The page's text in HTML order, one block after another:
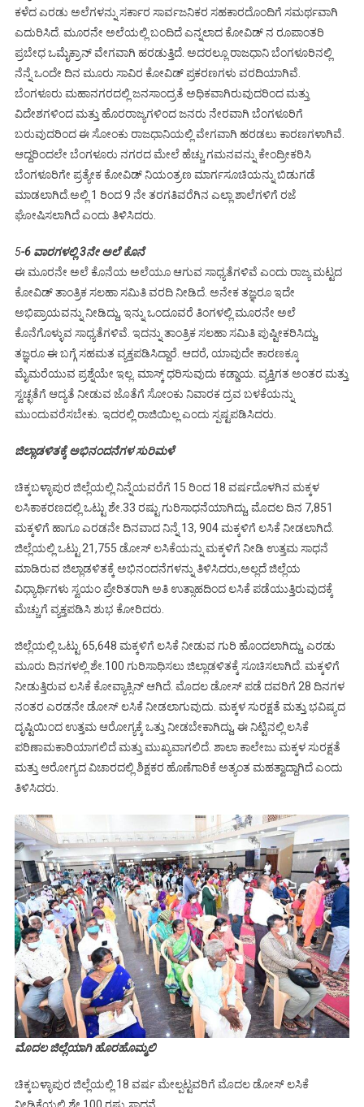
ಕಳೆದ ಎರಡು ಅಲೆಗಳನ್ನು ಸರ್ಕಾರ ಸಾರ್ವಜನಿಕರ ಸಹಕಾರದೊಂದಿಗೆ ಸಮರ್ಥವಾಗಿ
ಎದುರಿಸಿದೆ. ಮೂರನೇ ಅಲೆಯಲ್ಲಿ ಬಂದಿದೆ ಎನ್ನಲಾದ ಕೋವಿಡ್ ನ ರೂಪಾಂತರಿ
ಪ್ರಬೇಧ ಒಮೈಕ್ರಾನ್ ವೇಗವಾಗಿ ಹರಡುತ್ತಿದೆ. ಅದರಲ್ಲೂ ರಾಜಧಾನಿ ಬೆಂಗಳೂರಿನಲ್ಲಿ
ನೆನ್ನೆ ಒಂದೇ ದಿನ ಮೂರು ಸಾವಿರ ಕೋವಿಡ್ ಪ್ರಕರಣಗಳು ವರದಿಯಾಗಿವೆ.
ಬೆಂಗಳೂರು ಮಹಾನಗರದಲ್ಲಿ ಜನಸಾಂದ್ರತೆ ಅಧಿಕವಾಗಿರುವುದರಿಂದ ಮತ್ತು
ವಿದೇಶಗಳಿಂದ ಮತ್ತು ಹೊರರಾಜ್ಯಗಳಿಂದ ಜನರು ನೇರವಾಗಿ ಬೆಂಗಳೂರಿಗೆ
ಬರುವುದರಿಂದ ಈ ಸೋಂಕು ರಾಜಧಾನಿಯಲ್ಲಿ ವೇಗವಾಗಿ ಹರಡಲು ಕಾರಣಗಳಾಗಿವೆ.
ಆದ್ದರಿಂದಲೇ ಬೆಂಗಳೂರು ನಗರದ ಮೇಲೆ ಹೆಚ್ಚು ಗಮನವನ್ನು ಕೇಂದ್ರೀಕರಿಸಿ
ಬೆಂಗಳೂರಿಗೇ ಪ್ರತ್ಯೇಕ ಕೋವಿಡ್ ನಿಯಂತ್ರಣ ಮಾರ್ಗಸೂಚಿಯನ್ನು ಬಿಡುಗಡೆ
ಮಾಡಲಾಗಿದೆ.ಅಲ್ಲಿ 1 ರಿಂದ 9 ನೇ ತರಗತಿವರೆಗಿನ ಎಲ್ಲಾ ಶಾಲೆಗಳಿಗೆ ರಜೆ
ಘೋಷಿಸಲಾಗಿದೆ ಎಂದು ತಿಳಿಸಿದರು.
5-6 ವಾರಗಳಲ್ಲಿ 3ನೇ ಅಲೆ ಕೊನೆ
ಈ ಮೂರನೇ ಅಲೆ ಕೊನೆಯ ಅಲೆಯೂ ಆಗುವ ಸಾಧ್ಯತೆಗಳಿವೆ ಎಂದು ರಾಜ್ಯ ಮಟ್ಟದ
ಕೋವಿಡ್ ತಾಂತ್ರಿಕ ಸಲಹಾ ಸಮಿತಿ ವರದಿ ನೀಡಿದೆ. ಅನೇಕ ತಜ್ಞರೂ ಇದೇ
ಅಭಿಪ್ರಾಯವನ್ನು ನೀಡಿದ್ದು, ಇನ್ನು ಒಂದೂವರೆ ತಿಂಗಳಲ್ಲಿ ಮೂರನೇ ಅಲೆ
ಕೊನೆಗೊಳ್ಳುವ ಸಾಧ್ಯತೆಗಳಿವೆ. ಇದನ್ನು ತಾಂತ್ರಿಕ ಸಲಹಾ ಸಮಿತಿ ಪುಷ್ಟೀಕರಿಸಿದ್ದು,
ತಜ್ಞರೂ ಈ ಬಗ್ಗೆ ಸಹಮತ ವ್ಯಕ್ತಪಡಿಸಿದ್ದಾರೆ. ಆದರೆ, ಯಾವುದೇ ಕಾರಣಕ್ಕೂ
ಮೈಮರೆಯುವ ಪ್ರಶ್ನೆಯೇ ಇಲ್ಲ. ಮಾಸ್ಕ್ ಧರಿಸುವುದು ಕಡ್ಡಾಯ. ವ್ಯಕ್ತಿಗತ ಅಂತರ ಮತ್ತು
ಸ್ವಚ್ಛತೆಗೆ ಆದ್ಯತೆ ನೀಡುವ ಜೊತೆಗೆ ಸೋಂಕು ನಿವಾರಕ ದ್ರವ ಬಳಕೆಯನ್ನು
ಮುಂದುವರೆಸಬೇಕು. ಇದರಲ್ಲಿ ರಾಜಿಯಿಲ್ಲ ಎಂದು ಸ್ಪಷ್ಟಪಡಿಸಿದರು.
ಜಿಲ್ಲಾಡಳಿತಕ್ಕೆ ಅಭಿನಂದನೆಗಳ ಸುರಿಮಳೆ
ಚಿಕ್ಕಬಳ್ಳಾಪುರ ಜಿಲ್ಲೆಯಲ್ಲಿ ನಿನ್ನೆಯವರೆಗೆ 15 ರಿಂದ 18 ವರ್ಷದೊಳಗಿನ ಮಕ್ಕಳ
ಲಸಿಕಾಕರಣದಲ್ಲಿ ಒಟ್ಟು ಶೇ.33 ರಷ್ಟು ಗುರಿಸಾಧನೆಯಾಗಿದ್ದು, ಮೊದಲ ದಿನ 7,851
ಮಕ್ಕಳಿಗೆ ಹಾಗೂ ಎರಡನೇ ದಿನವಾದ ನಿನ್ನೆ 13, 904 ಮಕ್ಕಳಿಗೆ ಲಸಿಕೆ ನೀಡಲಾಗಿದೆ.
ಜಿಲ್ಲೆಯಲ್ಲಿ ಒಟ್ಟು 21,755 ಡೋಸ್ ಲಸಿಕೆಯನ್ನು ಮಕ್ಕಳಿಗೆ ನೀಡಿ ಉತ್ತಮ ಸಾಧನೆ
ಮಾಡಿರುವ ಜಿಲ್ಲಾಡಳಿತಕ್ಕೆ ಅಭಿನಂದನೆಗಳನ್ನು ತಿಳಿಸಿದರು,ಅಲ್ಲದೆ ಜಿಲ್ಲೆಯ
ವಿಧ್ಯಾರ್ಥಿಗಳು ಸ್ವಯಂ ಪ್ರೇರಿತರಾಗಿ ಅತಿ ಉತ್ಸಾಹದಿಂದ ಲಸಿಕೆ ಪಡೆಯುತ್ತಿರುವುದಕ್ಕೆ
ಮೆಚ್ಚುಗೆ ವ್ಯಕ್ತಪಡಿಸಿ ಶುಭ ಕೋರಿದರು.
ಜಿಲ್ಲೆಯಲ್ಲಿ ಒಟ್ಟು 65,648 ಮಕ್ಕಳಿಗೆ ಲಸಿಕೆ ನೀಡುವ ಗುರಿ ಹೊಂದಲಾಗಿದ್ದು, ಎರಡು
ಮೂರು ದಿನಗಳಲ್ಲಿ ಶೇ.100 ಗುರಿಸಾಧಿಸಲು ಜಿಲ್ಲಾಡಳಿತಕ್ಕೆ ಸೂಚಿಸಲಾಗಿದೆ. ಮಕ್ಕಳಿಗೆ
ನೀಡುತ್ತಿರುವ ಲಸಿಕೆ ಕೋವ್ಯಾಕ್ಸಿನ್ ಆಗಿದೆ. ಮೊದಲ ಡೋಸ್ ಪಡೆ ದವರಿಗೆ 28 ದಿನಗಳ
ನಂತರ ಎರಡನೇ ಡೋಸ್ ಲಸಿಕೆ ನೀಡಲಾಗುವುದು. ಮಕ್ಕಳ ಸುರಕ್ಷತೆ ಮತ್ತು ಭವಿಷ್ಯದ
ದೃಷ್ಟಿಯಿಂದ ಉತ್ತಮ ಆರೋಗ್ಯಕ್ಕೆ ಒತ್ತು ನೀಡಬೇಕಾಗಿದ್ದು, ಈ ನಿಟ್ಟಿನಲ್ಲಿ ಲಸಿಕೆ
ಪರಿಣಾಮಕಾರಿಯಾಗಲಿದೆ ಮತ್ತು ಮುಖ್ಯವಾಗಲಿದೆ. ಶಾಲಾ ಕಾಲೇಜು ಮಕ್ಕಳ ಸುರಕ್ಷತೆ
ಮತ್ತು ಆರೋಗ್ಯದ ವಿಚಾರದಲ್ಲಿ ಶಿಕ್ಷಕರ ಹೊಣೆಗಾರಿಕೆ ಅತ್ಯಂತ ಮಹತ್ವಾದ್ದಾಗಿದೆ ಎಂದು
ತಿಳಿಸಿದರು.
ಮೊದಲ ಜಿಲ್ಲೆಯಾಗಿ ಹೊರಹೊಮ್ಮಲಿ
ಚಿಕ್ಕಬಳ್ಳಾಪುರ ಜಿಲ್ಲೆಯಲ್ಲಿ 18 ವರ್ಷ ಮೇಲ್ಪಟ್ಟವರಿಗೆ ಮೊದಲ ಡೋಸ್ ಲಸಿಕೆ
ನೀಡಿಕೆಯಲ್ಲಿ ಶೇ.100 ರಷ್ಟು ಸಾಧನೆ